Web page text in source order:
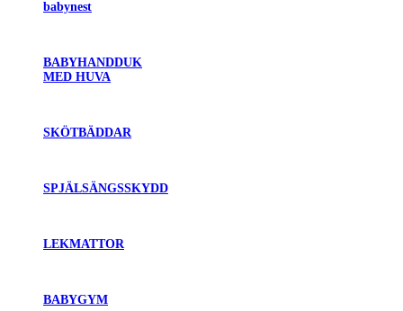
babynest
BABYHANDDUK
MED HUVA
SKÖTBÄDDAR
SPJÄLSÄNGSSKYDD
LEKMATTOR
BABYGYM